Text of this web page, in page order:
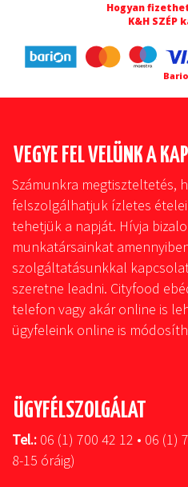
Hogyan
K&H SZÉP
VEGYE FEL VELÜNK A
Számunkra megtiszteltetés,
felszolgálhatjuk ízletes
tehetjük a napját. Hívja
munkatársainkat
szolgáltatásunkkal
szeretne leadni. Cityfood
telefon vagy akár online is
ügyfeleink online is
ÜGYFÉLSZOLGÁLAT
Tel.: 06 (1) 700 42 12 • 06
8-15 óráig)